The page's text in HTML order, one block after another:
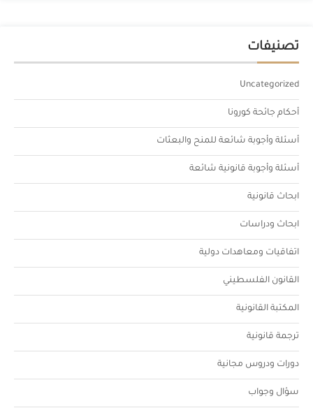
تصنيفات
Uncategorized
أحكام جائحة كورونا
أسئلة وأجوبة شائعة للمنح والبعثات
أسئلة وأجوبة قانونية شائعة
ابحاث قانونية
ابحاث ودراسات
اتفاقيات ومعاهدات دولية
القانون الفلسطيني
المكتبة القانونية
ترجمة قانونية
دورات ودروس مجانية
سؤال وجواب